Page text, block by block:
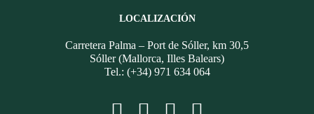
LOCALIZACIÓN
Carretera Palma – Port de Sóller, km 30,5
Sóller (Mallorca, Illes Balears)
Tel.: (+34) 971 634 064